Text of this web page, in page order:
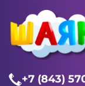
+7 (843)